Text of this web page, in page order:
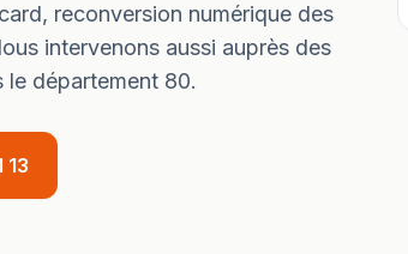
reconversion numérique des
intervenons aussi auprès des
le département 80.
13